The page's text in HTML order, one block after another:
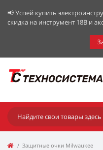
📢 Успей купить
скидка на инструмент 18В и
Защитные очки Milwaukee